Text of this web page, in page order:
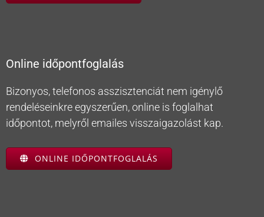
Online időpontfoglalás
Bizonyos, telefonos asszisztenciát nem igénylő
rendeléseinkre egyszerűen, online is foglalhat
időpontot, melyről emailes visszaigazolást kap.
ONLINE IDŐPONTFOGLALÁS